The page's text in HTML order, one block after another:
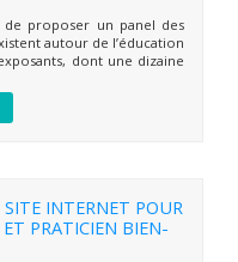
proposer un panel des
autour de l’éducation
dont une dizaine
INTERNET POUR
PRATICIEN BIEN-